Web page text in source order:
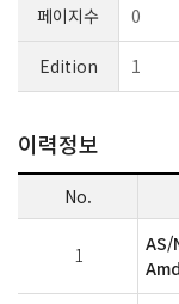
페이지수 0
Edition 1
이력정보
No.
1
AS/